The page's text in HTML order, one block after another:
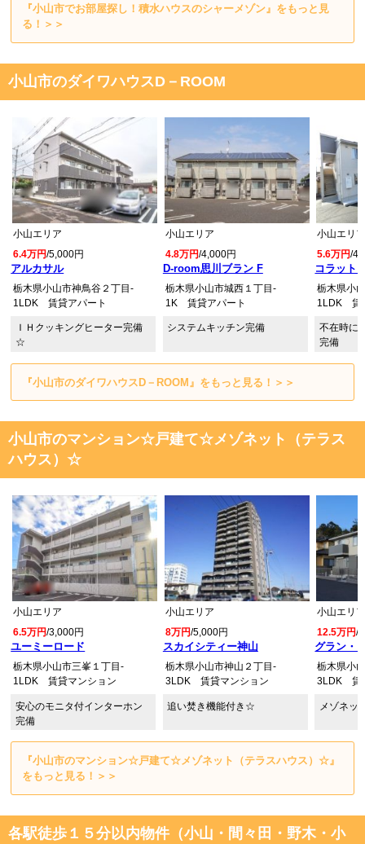
『小山市でお部屋探し！積水ハウスのシャーメゾン』をもっと見
る！＞＞
小山市のダイワハウスD－ROOM
アルカサル
小山エリア
6.4万円/5,000円
栃木県小山市神鳥谷２丁目-
1LDK 賃貸アパート
ＩＨクッキングヒーター完備
☆
D-room思川ブラン F
小山エリア
4.8万円/4,000円
栃木県小山市城西１丁目-
1K 賃貸アパート
システムキッチン完備
コラット
小山エリ
5.6万円/
栃木県小
1LDK 賃
不在時に
完備
『小山市のダイワハウスD－ROOM』をもっと見る！＞＞
小山市のマンション☆戸建て☆メゾネット（テラス
ハウス）☆
ユーミーロード
小山エリア
6.5万円/3,000円
栃木県小山市三峯１丁目-
1LDK 賃貸マンション
安心のモニタ付インターホン
完備
スカイシティー神山
小山エリア
8万円/5,000円
栃木県小山市神山２丁目-
3LDK 賃貸マンション
追い焚き機能付き☆
グラン・
小山エリ
12.5万円/
栃木県小
3LDK 賃
メゾネッ
『小山市のマンション☆戸建て☆メゾネット（テラスハウス）☆』
をもっと見る！＞＞
各駅徒歩１５分以内物件（小山・間々田・野木・小